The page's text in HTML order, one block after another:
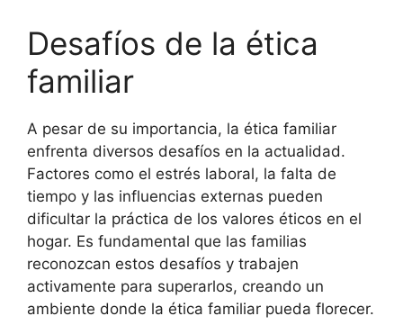
Desafíos de la ética
familiar
A pesar de su importancia, la ética familiar
enfrenta diversos desafíos en la actualidad.
Factores como el estrés laboral, la falta de
tiempo y las influencias externas pueden
dificultar la práctica de los valores éticos en el
hogar. Es fundamental que las familias
reconozcan estos desafíos y trabajen
activamente para superarlos, creando un
ambiente donde la ética familiar pueda florecer.